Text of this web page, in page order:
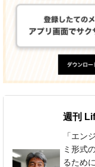
週刊
「エン
ミ形式
るため